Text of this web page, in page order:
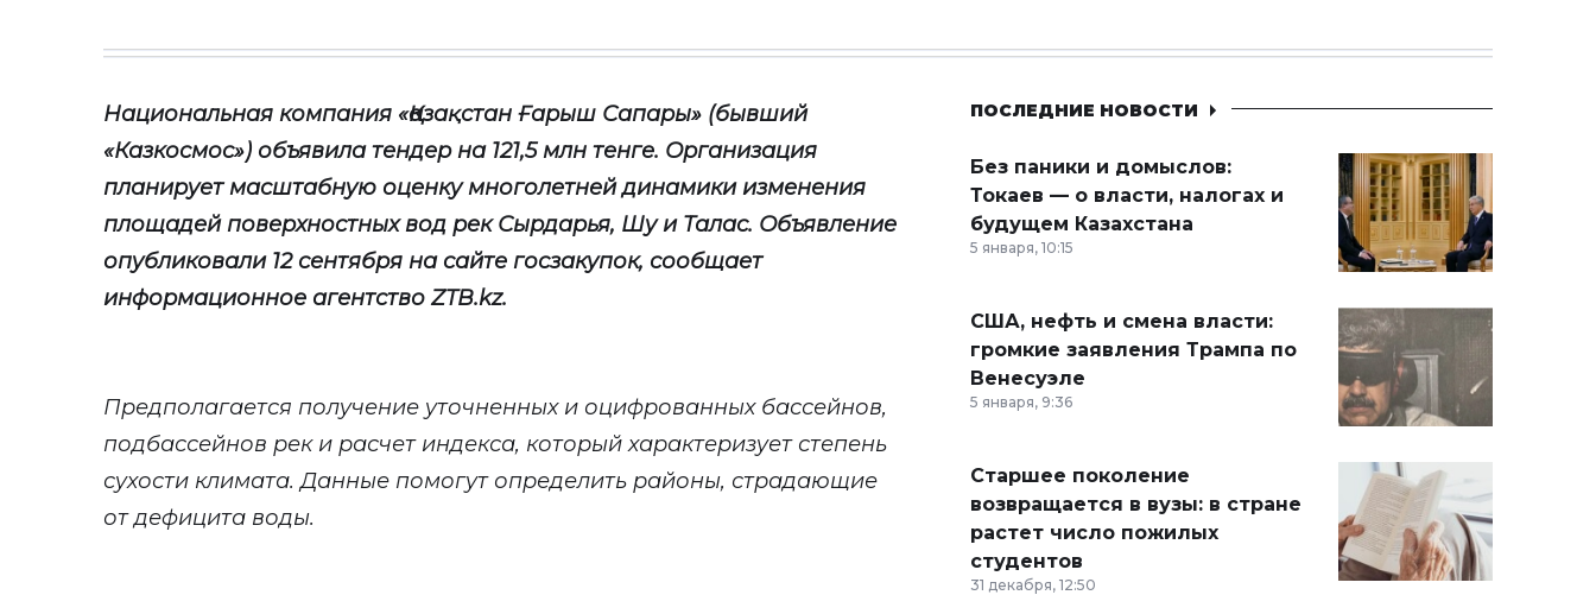
Национальная компания «Қазақстан Ғарыш Сапары» (бывший
«Казкосмос») объявила тендер на 121,5 млн тенге. Организация
планирует масштабную оценку многолетней динамики изменения
площадей поверхностных вод рек Сырдарья, Шу и Талас. Объявление
опубликовали 12 сентября на сайте госзакупок, сообщает
информационное агентство ZTB.kz.
Предполагается получение уточненных и оцифрованных бассейнов,
подбассейнов рек и расчет индекса, который характеризует степень
сухости климата. Данные помогут определить районы, страдающие
от дефицита воды.
ПОСЛЕДНИЕ НОВОСТИ
Без паники и домыслов:
Токаев — о власти, налогах и
будущем Казахстана
5 января, 10:15
США, нефть и смена власти:
громкие заявления Трампа по
Венесуэле
5 января, 9:36
Старшее поколение
возвращается в вузы: в стране
растет число пожилых
студентов
31 декабря, 12:50